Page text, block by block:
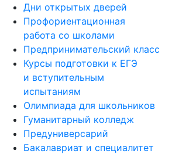
Дни открытых дверей
Профориентационная
работа со школами
Предпринимательский класс
Курсы подготовки к ЕГЭ
и вступительным
испытаниям
Олимпиада для школьников
Гуманитарный колледж
Предуниверсарий
Бакалавриат и специалитет